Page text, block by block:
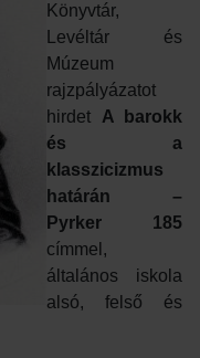
Könyvtár,
Levéltár és
Múzeum
rajzpályázatot
hirdet A barokk
és a
klasszicizmus
határán –
Pyrker 185
címmel,
általános iskola
alsó, felső és